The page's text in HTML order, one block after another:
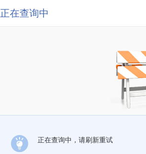
正在查询中
正在查询中，请刷新重试